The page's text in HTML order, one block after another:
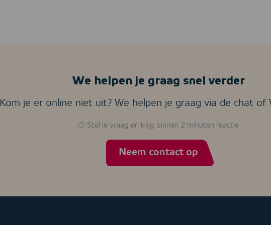
We helpen je graag snel verder
Kom je er online niet uit? We helpen je graag via de chat of
Stel je vraag en krijg binnen 2 minuten reactie
Neem contact op